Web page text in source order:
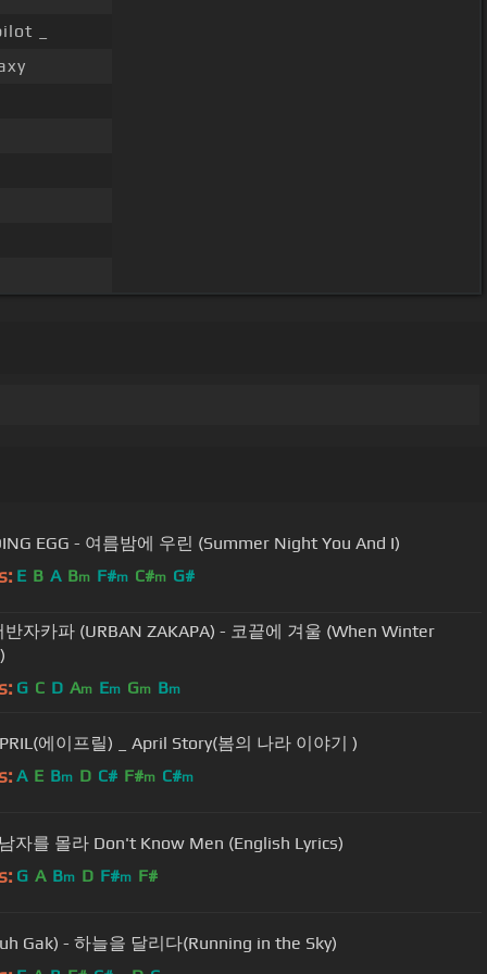
_
EGG - 여름밤에 우린 (Summer Night You And I)
E B A Bm F#m C#m G#
자카파 (URBAN ZAKAPA) - 코끝에 겨울 (When Winter
G C D Am Em Gm Bm
에이프릴) _ April Story(봄의 나라 이야기 )
A E Bm D C# F#m C#m
자를 몰라 Don't Know Men (English Lyrics)
G A Bm D F#m F#
Gak) - 하늘을 달리다(Running in the Sky)